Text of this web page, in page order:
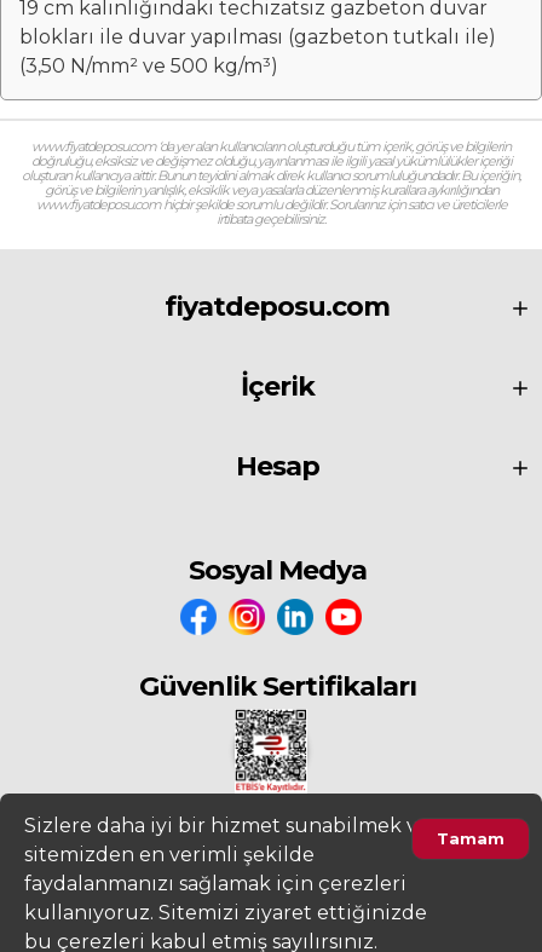
19 cm kalınlığındaki techizatsız gazbeton duvar
blokları ile duvar yapılması (gazbeton tutkalı ile)
(3,50 N/mm² ve 500 kg/m³)
www.fiyatdeposu.com ‘da yer alan kullanıcıların oluşturduğu tüm içerik, görüş ve bilgilerin
doğruluğu, eksiksiz ve değişmez olduğu, yayınlanması ile ilgili yasal yükümlülükler içeriği
oluşturan kullanıcıya aittir. Bunun teyidini almak direk kullanıcı sorumluluğundadır. Bu içeriğin,
görüş ve bilgilerin yanlışlık, eksiklik veya yasalarla düzenlenmiş kurallara aykırılığından
www.fiyatdeposu.com hiçbir şekilde sorumlu değildir. Sorularınız için satıcı ve üreticilerle
irtibata geçebilirsiniz.
fiyatdeposu.com
İçerik
Hesap
Sosyal Medya
Güvenlik Sertifikaları
2022 www.fiyatdeposu.com
Altera Bilgi Teknolojileri LTD. ŞTİ. Her
Hakkı Saklıdır.
Gizlilik ve KVKK Aydınlatma Metni Kullanım Sözleşmesi
Tamam
Sizlere daha iyi bir hizmet sunabilmek ve
sitemizden en verimli şekilde
faydalanmanızı sağlamak için çerezleri
kullanıyoruz. Sitemizi ziyaret ettiğinizde
bu çerezleri kabul etmiş sayılırsınız.
Ürünleri Filtrele